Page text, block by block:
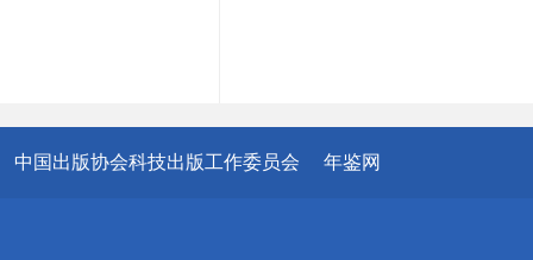
中国出版协会科技出版工作委员会 年鉴网